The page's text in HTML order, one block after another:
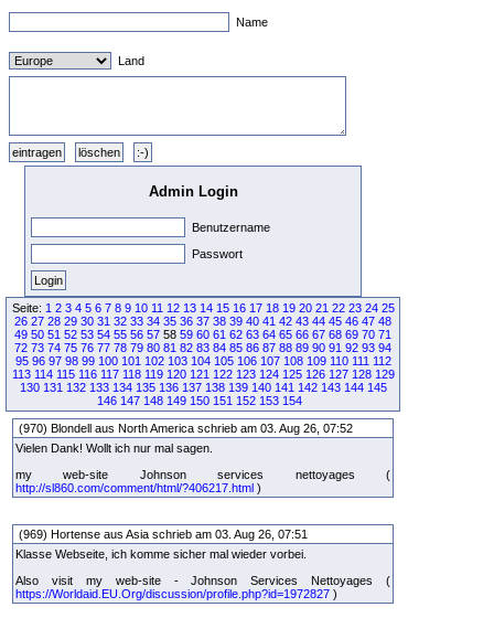
Name
Land
Admin Login
Benutzername
Passwort
Seite: 1 2 3 4 5 6 7 8 9 10 11 12 13 14 15 16 17 18 19 20 21 22 23 24 25
26 27 28 29 30 31 32 33 34 35 36 37 38 39 40 41 42 43 44 45 46 47 48
49 50 51 52 53 54 55 56 57 58 59 60 61 62 63 64 65 66 67 68 69 70 71
72 73 74 75 76 77 78 79 80 81 82 83 84 85 86 87 88 89 90 91 92 93 94
95 96 97 98 99 100 101 102 103 104 105 106 107 108 109 110 111 112
113 114 115 116 117 118 119 120 121 122 123 124 125 126 127 128 129
130 131 132 133 134 135 136 137 138 139 140 141 142 143 144 145
146 147 148 149 150 151 152 153 154
(970) Blondell aus North America schrieb am 03. Aug 26, 07:52
Vielen Dank! Wollt ich nur mal sagen.
my web-site Johnson services nettoyages (
http://sl860.com/comment/html/?406217.html )
(969) Hortense aus Asia schrieb am 03. Aug 26, 07:51
Klasse Webseite, ich komme sicher mal wieder vorbei.
Also visit my web-site - Johnson Services Nettoyages (
https://Worldaid.EU.Org/discussion/profile.php?id=1972827 )